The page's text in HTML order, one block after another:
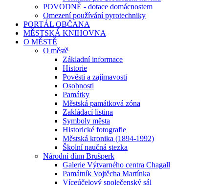
POVODNĚ - dotace domácnostem
Omezení používání pyrotechniky
PORTÁL OBČANA
MĚSTSKÁ KNIHOVNA
O MĚSTĚ
O městě
Základní informace
Historie
Pověsti a zajímavosti
Osobnosti
Památky
Městská památková zóna
Zakládací listina
Symboly města
Historické fotografie
Městská kronika (1894-1992)
Školní naučná stezka
Národní dům Brušperk
Galerie Výtvarného centra Chagall
Památník Vojtěcha Martínka
Víceúčelový společenský sál